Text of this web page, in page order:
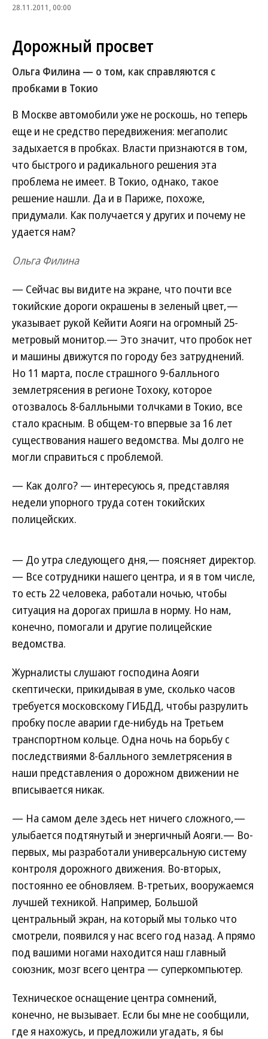
28.11.2011, 00:00
Дорожный просвет
Ольга Филина — о том, как справляются с
пробками в Токио
В Москве автомобили уже не роскошь, но теперь
еще и не средство передвижения: мегаполис
задыхается в пробках. Власти признаются в том,
что быстрого и радикального решения эта
проблема не имеет. В Токио, однако, такое
решение нашли. Да и в Париже, похоже,
придумали. Как получается у других и почему не
удается нам?
Ольга Филина
— Сейчас вы видите на экране, что почти все
токийские дороги окрашены в зеленый цвет,—
указывает рукой Кейити Аояги на огромный 25-
метровый монитор.— Это значит, что пробок нет
и машины движутся по городу без затруднений.
Но 11 марта, после страшного 9-балльного
землетрясения в регионе Тохоку, которое
отозвалось 8-балльными толчками в Токио, все
стало красным. В общем-то впервые за 16 лет
существования нашего ведомства. Мы долго не
могли справиться с проблемой.
— Как долго? — интересуюсь я, представляя
недели упорного труда сотен токийских
полицейских.
— До утра следующего дня,— поясняет директор.
— Все сотрудники нашего центра, и я в том числе,
то есть 22 человека, работали ночью, чтобы
ситуация на дорогах пришла в норму. Но нам,
конечно, помогали и другие полицейские
ведомства.
Журналисты слушают господина Аояги
скептически, прикидывая в уме, сколько часов
требуется московскому ГИБДД, чтобы разрулить
пробку после аварии где-нибудь на Третьем
транспортном кольце. Одна ночь на борьбу с
последствиями 8-балльного землетрясения в
наши представления о дорожном движении не
вписывается никак.
— На самом деле здесь нет ничего сложного,—
улыбается подтянутый и энергичный Аояги.— Во-
первых, мы разработали универсальную систему
контроля дорожного движения. Во-вторых,
постоянно ее обновляем. В-третьих, вооружаемся
лучшей техникой. Например, Большой
центральный экран, на который мы только что
смотрели, появился у нас всего год назад. А прямо
под вашими ногами находится наш главный
союзник, мозг всего центра — суперкомпьютер.
Техническое оснащение центра сомнений,
конечно, не вызывает. Если бы мне не сообщили,
где я нахожусь, и предложили угадать, я бы